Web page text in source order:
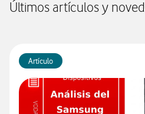
Últimos artículos y
Artículo